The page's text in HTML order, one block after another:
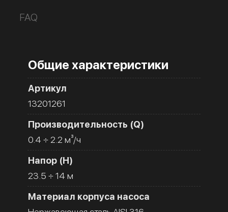
FAQ
Общие характеристики
Артикул
13201261
Производительность (Q)
0.4 ÷ 2.2 м³/ч
Напор (H)
23.5 ÷ 14 м
Материал корпуса насоса